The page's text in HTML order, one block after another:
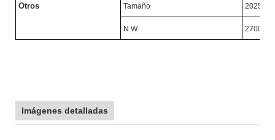
Otros Tamaño
N.W. 2700KG
Imágenes detalladas